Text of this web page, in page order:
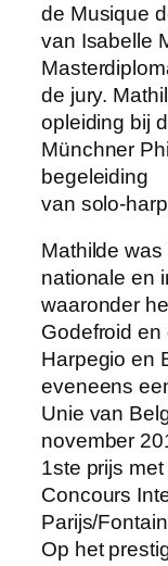
de Musique
van Isabelle
de jury.
opleiding bij
Münchner
begeleiding
van solo-
Mathilde
nationale en
waaronder
Godefroid en
Harpegio en
eveneens
Unie van
november
1ste prijs
Concours
Parijs/
Op het